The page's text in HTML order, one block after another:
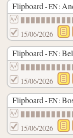
Flipboard - EN :
15/06/2026
Flipboard - EN :
15/06/2026
Flipboard - EN :
15/06/2026